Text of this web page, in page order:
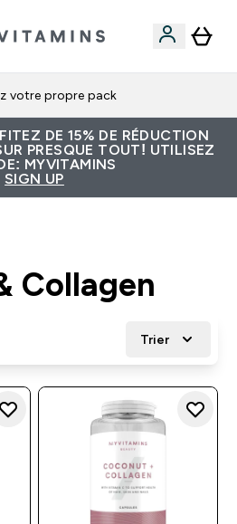
votre propre pack
DE 15% DE RÉDUCTION
PRESQUE TOUT! UTILISEZ
MYVITAMINS
SIGN UP
Collagen
Trier